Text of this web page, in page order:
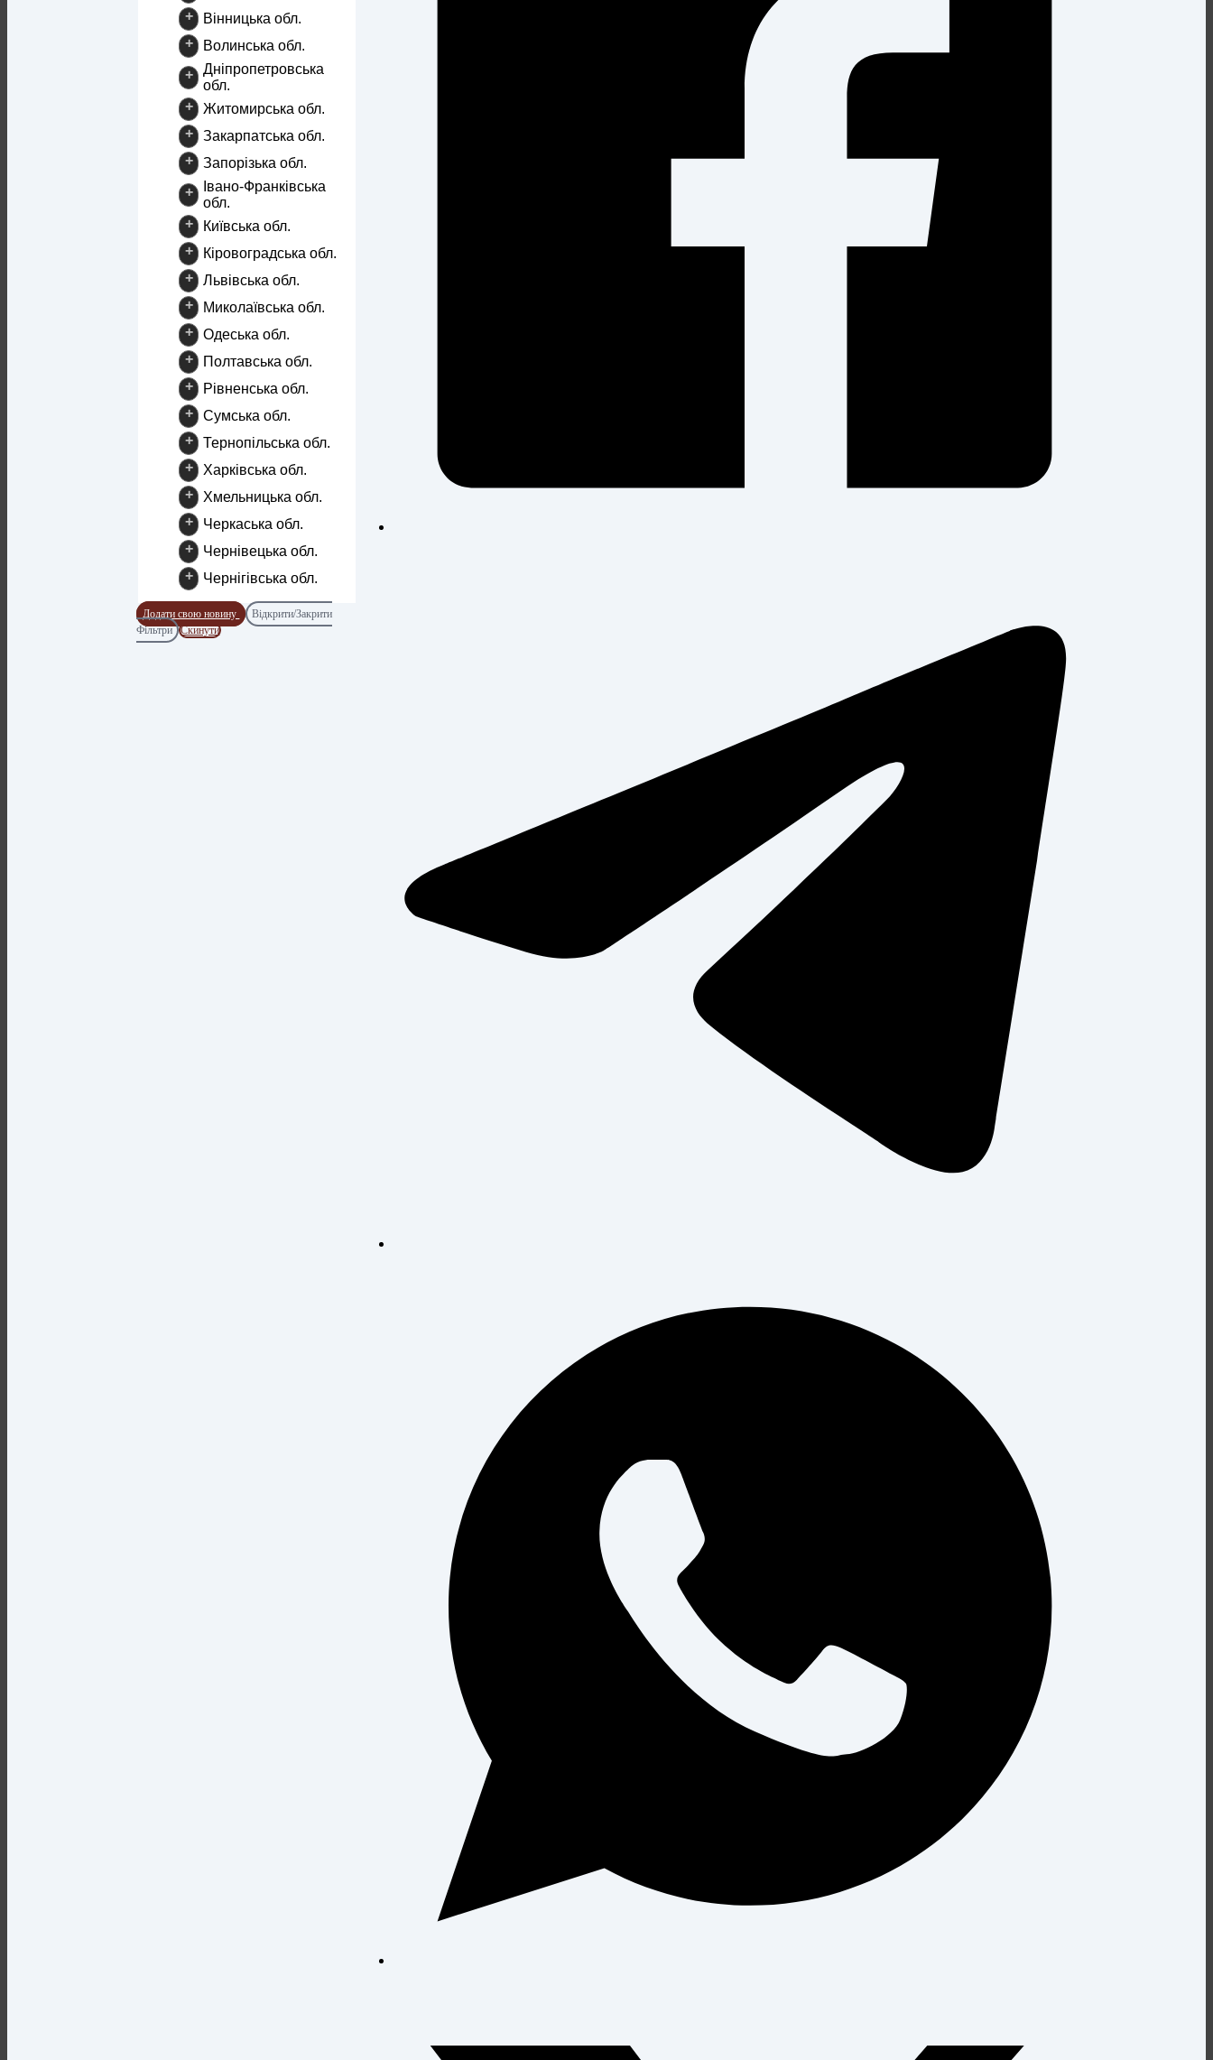
+
Вінницька обл.
+
Волинська обл.
+
Дніпропетровська
обл.
+
Житомирська обл.
+
Закарпатська обл.
+
Запорізька обл.
+
Івано-Франківська
обл.
+
Київська обл.
+
Кіровоградська обл.
+
Львівська обл.
+
Миколаївська обл.
+
Одеська обл.
+
Полтавська обл.
+
Рівненська обл.
+
Сумська обл.
+
Тернопільська обл.
+
Харківська обл.
+
Хмельницька обл.
+
Черкаська обл.
+
Чернівецька обл.
+
Чернігівська обл.
Додати свою новину
Відкрити/Закрити
Фільтри
Скинути